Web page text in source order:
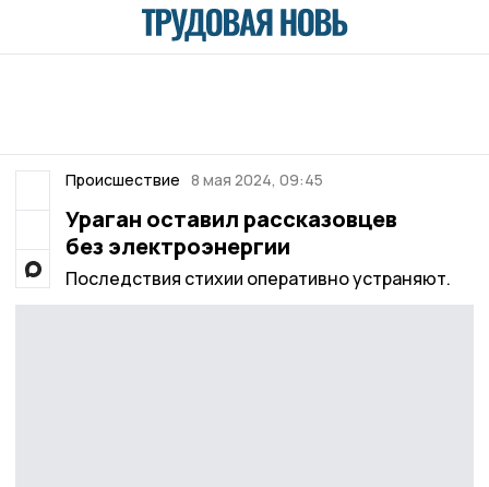
Происшествие 8 мая 2024, 09:45
Ураган оставил рассказовцев
без электроэнергии
Последствия стихии оперативно устраняют.